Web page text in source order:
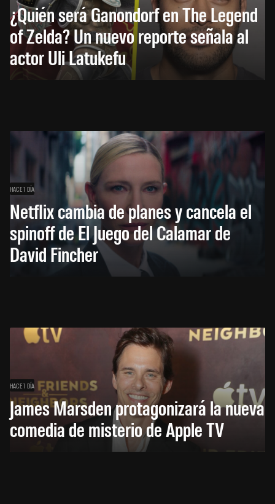
¿Quién será Ganondorf en The Legend
of Zelda? Un nuevo reporte señala al
actor Uli Latukefu
HACE 1 DÍA
Netflix cambia de planes y cancela el
spinoff de El Juego del Calamar de
David Fincher
HACE 1 DÍA
James Marsden protagonizará la nueva
comedia de misterio de Apple TV